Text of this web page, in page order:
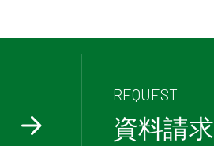
REQUEST
資料請求